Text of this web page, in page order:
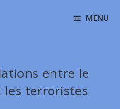
MENU
entre le
les terroristes